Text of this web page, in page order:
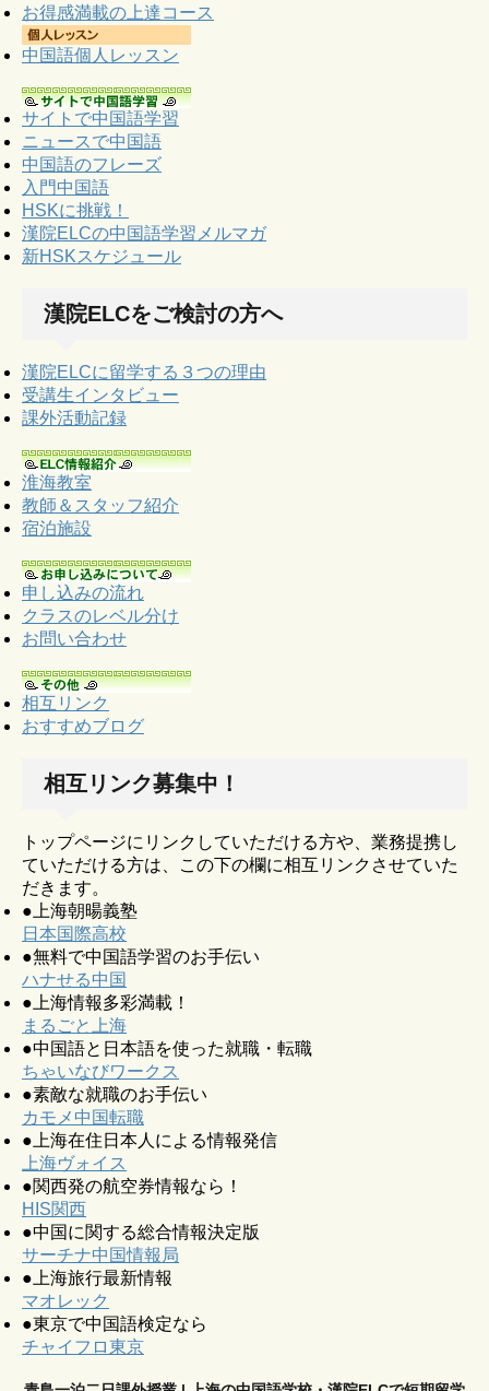
お得感満載の上達コース
中国語個人レッスン
サイトで中国語学習
ニュースで中国語
中国語のフレーズ
入門中国語
HSKに挑戦！
漢院ELCの中国語学習メルマガ
新HSKスケジュール
漢院ELCをご検討の方へ
漢院ELCに留学する３つの理由
受講生インタビュー
課外活動記録
淮海教室
教師＆スタッフ紹介
宿泊施設
申し込みの流れ
クラスのレベル分け
お問い合わせ
相互リンク
おすすめブログ
相互リンク募集中！
トップページにリンクしていただける方や、業務提携し
ていただける方は、この下の欄に相互リンクさせていた
だきます。
●上海朝暘義塾
日本国際高校
●無料で中国語学習のお手伝い
ハナせる中国
●上海情報多彩満載！
まるごと上海
●中国語と日本語を使った就職・転職
ちゃいなびワークス
●素敵な就職のお手伝い
カモメ中国転職
●上海在住日本人による情報発信
上海ヴォイス
●関西発の航空券情報なら！
HIS関西
●中国に関する総合情報決定版
サーチナ中国情報局
●上海旅行最新情報
マオレック
●東京で中国語検定なら
チャイフロ東京